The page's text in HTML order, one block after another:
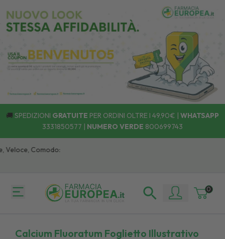
🚚 SPEDIZIONI GRATUITE PER ORDINI OLTRE I 49,90€ | WHATSAPP
3331850577 | NUMERO VERDE 800699743
Comodo:
0
Calcium Fluoratum Foglietto Illustrativo